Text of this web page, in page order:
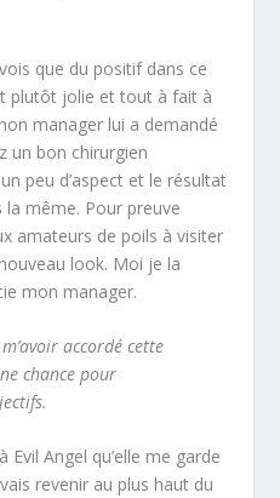
que du positif dans ce
plutôt jolie et tout à fait à
manager lui a demandé
un bon chirurgien
peu d’aspect et le résultat
la même. Pour preuve
amateurs de poils à visiter
look. Moi je la
mon manager.
accordé cette
chance pour
Angel qu’elle me garde
revenir au plus haut du